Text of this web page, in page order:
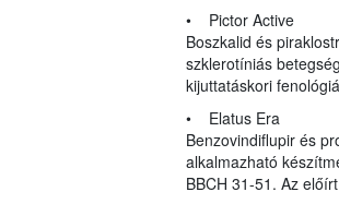
• Pictor Active
Boszkalid és
szklerotíniás
kijuttatáskori
• Elatus Era
Benzovindiflupir és
alkalmazható
BBCH 31-51. Az